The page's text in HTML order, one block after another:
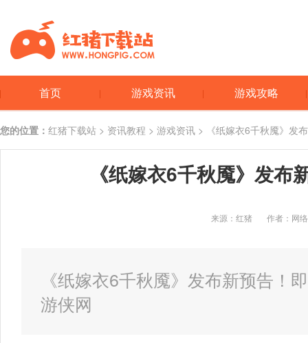
首页 游戏资讯 游戏攻略
您的位置： 红猪下载站 > 资讯教程 > 游戏资讯 > 《纸嫁衣6千秋魇》发
《纸嫁衣6千秋魇》发
来源：红猪 作者：网络
《纸嫁衣6千秋魇》发布新预告！
游侠网